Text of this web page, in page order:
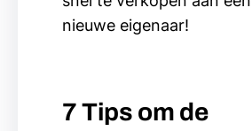
nieuwe eigenaar!
7 Tips om de